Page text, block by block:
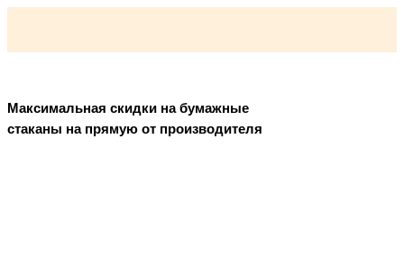
Максимальная скидки на бумажные
стаканы на прямую от производителя